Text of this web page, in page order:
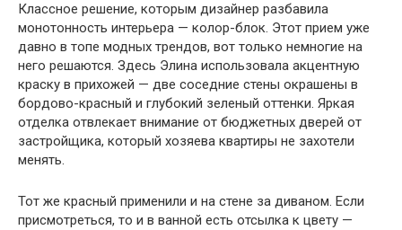
Классное решение, которым дизайнер разбавила
монотонность интерьера — колор-блок. Этот прием уже
давно в топе модных трендов, вот только немногие на
него решаются. Здесь Элина использовала акцентную
краску в прихожей — две соседние стены окрашены в
бордово-красный и глубокий зеленый оттенки. Яркая
отделка отвлекает внимание от бюджетных дверей от
застройщика, который хозяева квартиры не захотели
менять.
Тот же красный применили и на стене за диваном. Если
присмотреться, то и в ванной есть отсылка к цвету —